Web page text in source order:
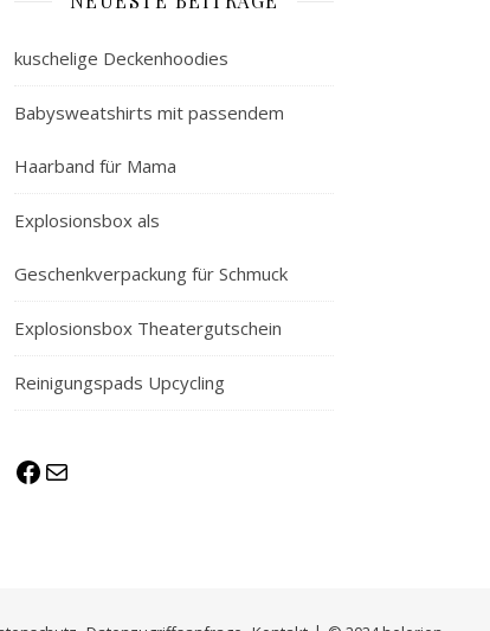
kuschelige Deckenhoodies
Babysweatshirts mit passendem
Haarband für Mama
Explosionsbox als
Geschenkverpackung für Schmuck
Explosionsbox Theatergutschein
Reinigungspads Upcycling
Facebook